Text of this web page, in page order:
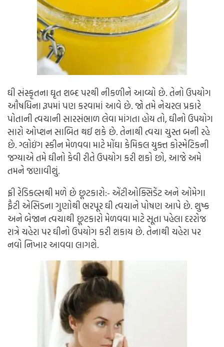
ઘી સંસ્કૃતના ઘૃત શબ્દ પરથી નીકળીને આવ્યો છે. તેનો ઉપયોગ
ઔષધિના રૂપમાં પણ કરવામાં આવે છે. જો તમે નેચરલ પ્રકારે
પોતાની ત્વચાની સારસંભાળ લેવા માંગતા હોય તો, ઘીનો ઉપયોગ
સારો ઓપ્શન સાબિત થઈ શકે છે. તેનાથી ત્વચા ચુસ્ત બની રહે
છે. ગ્લોઇંગ સ્કીન મેળવવા માટે મોંઘા કેમિકલ યુક્ત કોસ્મેટિકની
જગ્યાએ તમે ઘીનો કેવી રીતે ઉપયોગ કરી શકો છો, આજે અમે
તમને જણાવીશું.
ફ્રી રેડિકલ્સથી મળે છે છૂટકારો:- એંટીઓક્સિડેંટ અને ઓમેગા
ફૈટી એસિડના ગુણોથી ભરપૂર ઘી ત્વચાને પોષણ આપે છે. શુષ્ક
અને બેજાન ત્વચાથી છૂટકારો મેળવવા માટે સૂતા પહેલા દરરોજ
રાત્રે ચહેરા પર ઘીનો ઉપયોગ કરી શકાય છે. તેનાથી ચહેરા પર
નવો નિખાર આવવા લાગશે.